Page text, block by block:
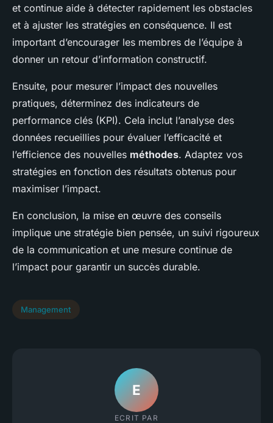
et continue aide à détecter rapidement les obstacles
et à ajuster les stratégies en conséquence. Il est
important d’encourager les membres de l’équipe à
donner un retour d’information constructif.
Ensuite, pour mesurer l’impact des nouvelles
pratiques, déterminez des indicateurs de
performance clés (KPI). Cela inclut l’analyse des
données recueillies pour évaluer l’efficacité et
l’efficience des nouvelles méthodes. Adaptez vos
stratégies en fonction des résultats obtenus pour
maximiser l’impact.
En conclusion, la mise en œuvre des conseils
implique une stratégie bien pensée, un suivi rigoureux
de la communication et une mesure continue de
l’impact pour garantir un succès durable.
Management
E
ECRIT PAR